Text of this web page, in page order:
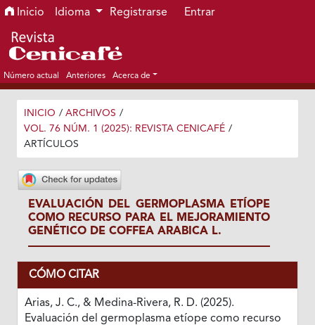
Ir al menú de navegación principal
Ir al contenido principal
Ir al pie de página del sitio
Inicio Idioma Registrarse Entrar
Número actual Anteriores Acerca de
INICIO / ARCHIVOS /
VOL. 76 NÚM. 1 (2025): REVISTA CENICAFÉ /
ARTÍCULOS
EVALUACIÓN DEL GERMOPLASMA ETÍOPE
COMO RECURSO PARA EL MEJORAMIENTO
GENÉTICO DE COFFEA ARABICA L.
CÓMO CITAR
Arias, J. C., & Medina-Rivera, R. D. (2025).
Evaluación del germoplasma etíope como recurso